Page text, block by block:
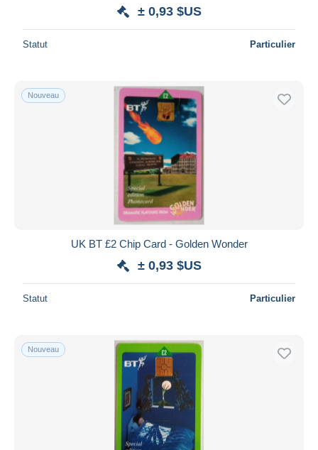
± 0,93 $US
Statut Particulier
Nouveau
UK BT £2 Chip Card - Golden Wonder
± 0,93 $US
Statut Particulier
Nouveau